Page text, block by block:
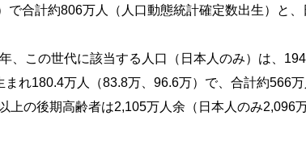
で合計約806万人（人口動態統計確定数出生）と
、この世代に該当する人口（日本人のみ）は、
まれ180.4万人（83.8万、 96.6万）で、合計約566
上の後期高齢者は2,105万人余（日本人のみ2,096